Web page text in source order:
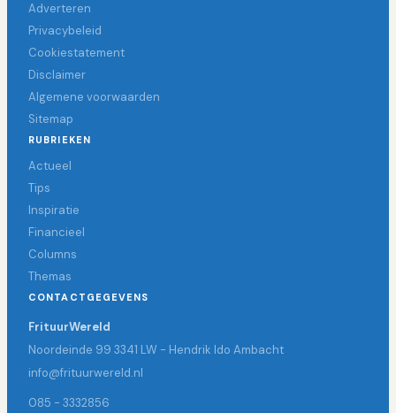
Adverteren
Privacybeleid
Cookiestatement
Disclaimer
Algemene voorwaarden
Sitemap
RUBRIEKEN
Actueel
Tips
Inspiratie
Financieel
Columns
Themas
CONTACTGEGEVENS
FrituurWereld
Noordeinde 99 3341 LW - Hendrik Ido Ambacht
info@frituurwereld.nl
085 - 3332856